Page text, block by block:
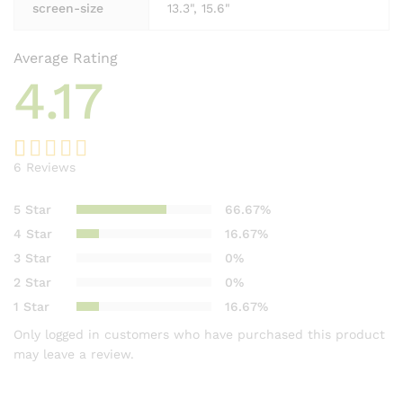
screen-size 13.3", 15.6"
Average Rating
4.17
4.17 out
based on
customer
ratings
6 Reviews
5 Star
66.67%
4 Star
16.67%
3 Star
0%
2 Star
0%
1 Star
16.67%
Only logged in customers who have purchased this product
may leave a review.